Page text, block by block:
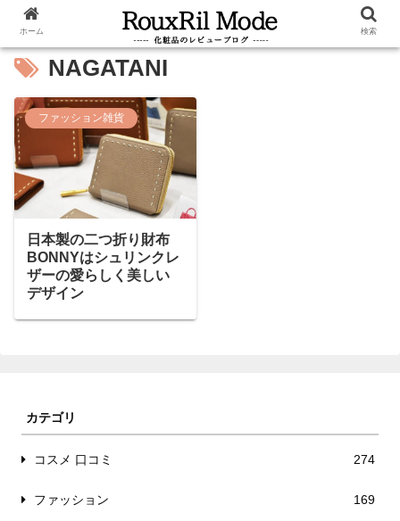
NAGATANI
ファッション雑貨
日本製の二つ折り財布
BONNYはシュリンクレ
ザーの愛らしく美しい
デザイン
カテゴリ
コスメ 口コミ 274
ファッション 169
ホーム 検索